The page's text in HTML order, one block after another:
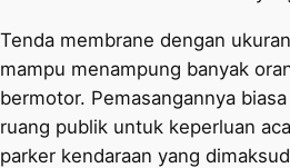
Tenda membrane dengan
mampu menampung banyak
bermotor. Pemasangannya
ruang publik untuk keperluan
parker kendaraan yang